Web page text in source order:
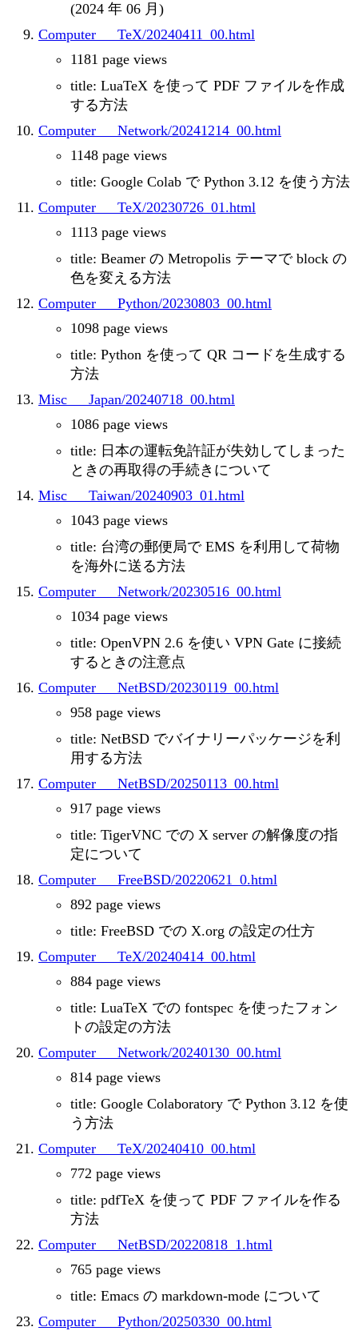
(2024 年 06 月)
Computer___TeX/20240411_00.html
1181 page views
title: LuaTeX を使って PDF ファイルを作成
する方法
Computer___Network/20241214_00.html
1148 page views
title: Google Colab で Python 3.12 を使う方法
Computer___TeX/20230726_01.html
1113 page views
title: Beamer の Metropolis テーマで block の
色を変える方法
Computer___Python/20230803_00.html
1098 page views
title: Python を使って QR コードを生成する
方法
Misc___Japan/20240718_00.html
1086 page views
title: 日本の運転免許証が失効してしまった
ときの再取得の手続きについて
Misc___Taiwan/20240903_01.html
1043 page views
title: 台湾の郵便局で EMS を利用して荷物
を海外に送る方法
Computer___Network/20230516_00.html
1034 page views
title: OpenVPN 2.6 を使い VPN Gate に接続
するときの注意点
Computer___NetBSD/20230119_00.html
958 page views
title: NetBSD でバイナリーパッケージを利
用する方法
Computer___NetBSD/20250113_00.html
917 page views
title: TigerVNC での X server の解像度の指
定について
Computer___FreeBSD/20220621_0.html
892 page views
title: FreeBSD での X.org の設定の仕方
Computer___TeX/20240414_00.html
884 page views
title: LuaTeX での fontspec を使ったフォン
トの設定の方法
Computer___Network/20240130_00.html
814 page views
title: Google Colaboratory で Python 3.12 を使
う方法
Computer___TeX/20240410_00.html
772 page views
title: pdfTeX を使って PDF ファイルを作る
方法
Computer___NetBSD/20220818_1.html
765 page views
title: Emacs の markdown-mode について
Computer___Python/20250330_00.html